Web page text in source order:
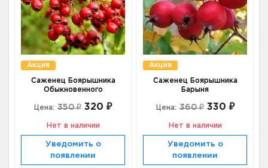
Акция
Саженец Боярышника
Обыкновенного
Цена: 350 ₽ 320 ₽
Нет в наличии
Уведомить о
появлении
Акция
Саженец Боярышника
Барыня
Цена: 360 ₽ 330 ₽
Нет в наличии
Уведомить о
появлении